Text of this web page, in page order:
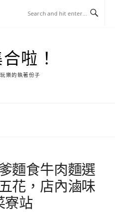
啦！
樂的執著份子
麵食牛肉麵選
花，店內滷味
寮站